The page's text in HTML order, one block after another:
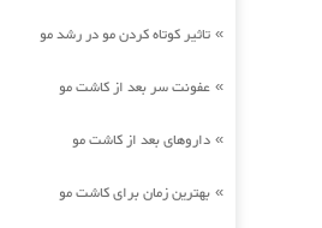
» تاثیر کوتاه کردن مو در رشد مو
» عفونت سر بعد از کاشت مو
» داروهای بعد از کاشت مو
» بهترین زمان برای کاشت مو